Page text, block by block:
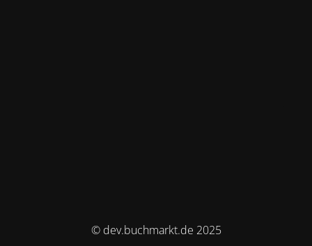
© dev.buchmarkt.de 2025